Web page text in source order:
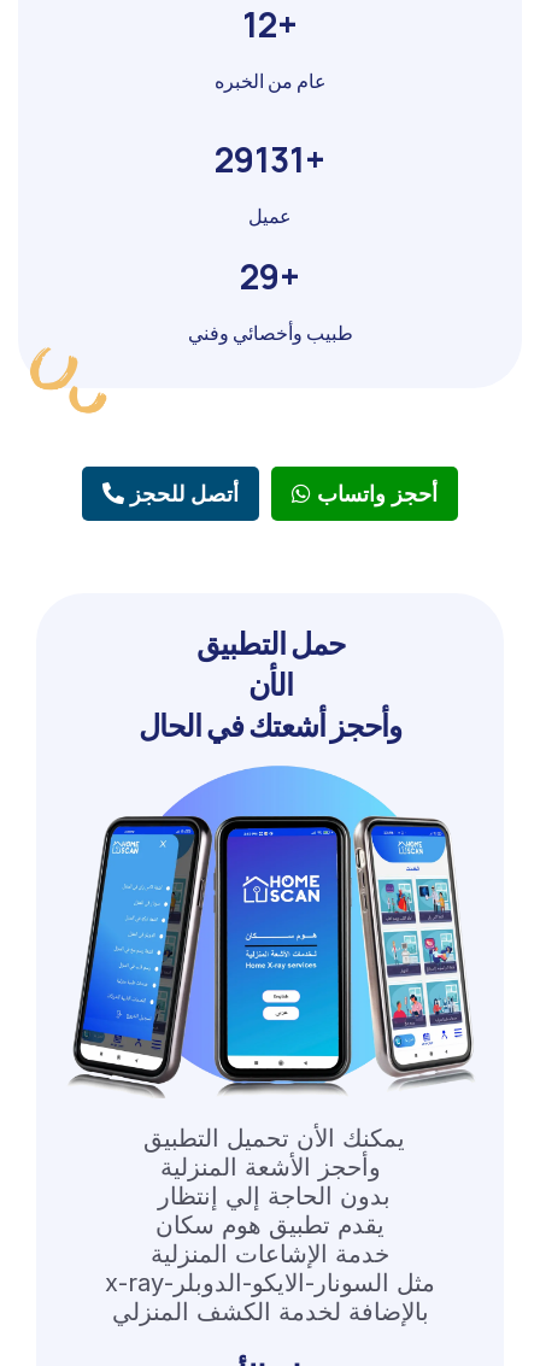
12
عام من الخبره
29131
عميل
29
طبيب وأخصائي وفني
أحجز واتساب أتصل للحجز
حمل التطبيق
الأن
وأحجز أشعتك في الحال
يمكنك الأن تحميل التطبيق
وأحجز الأشعة المنزلية
بدون الحاجة إلي إنتظار
يقدم تطبيق هوم سكان
خدمة الإشاعات المنزلية
مثل السونار-الايكو-الدوبلر-x-ray
بالإضافة لخدمة الكشف المنزلي